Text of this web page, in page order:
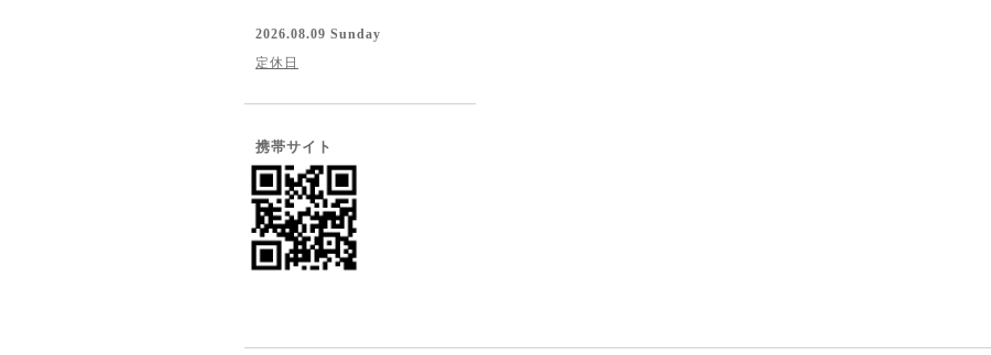
2026.08.09 Sunday
定休日
携帯サイト